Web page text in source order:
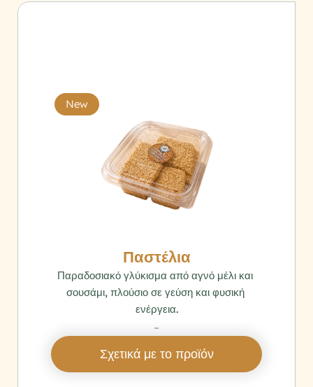
New
Παστέλια
Παραδοσιακό γλύκισμα από αγνό μέλι και
σουσάμι, πλούσιο σε γεύση και φυσική
ενέργεια.
‎
Σχετικά με το προϊόν